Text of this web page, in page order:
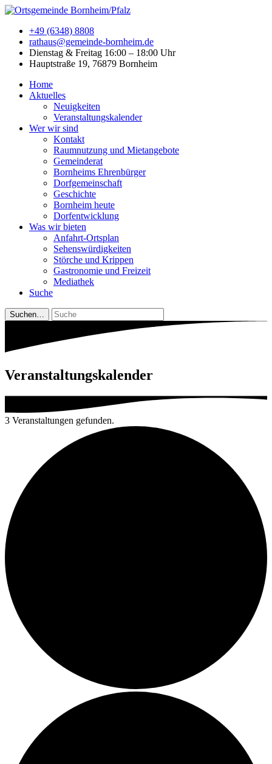
+49 (6348) 8808
rathaus@gemeinde-bornheim.de
Dienstag & Freitag 16:00 – 18:00 Uhr
Hauptstraße 19, 76879 Bornheim
Home
Aktuelles
Neuigkeiten
Veranstaltungskalender
Wer wir sind
Kontakt
Raumnutzung und Mietangebote
Gemeinderat
Bornheims Ehrenbürger
Dorfgemeinschaft
Geschichte
Bornheim heute
Dorfentwicklung
Was wir bieten
Anfahrt-Ortsplan
Sehenswürdigkeiten
Störche und Krippen
Gastronomie und Freizeit
Mediathek
Suche
Suchen…
Veranstal­tungs­kalender
3 Veranstaltungen gefunden.